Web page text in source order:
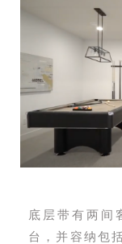
底层带有两间
台，并容纳包